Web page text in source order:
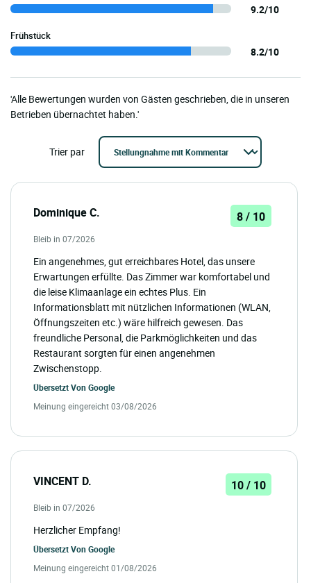
9.2/10
Frühstück
8.2/10
'Alle Bewertungen wurden von Gästen geschrieben, die in unseren
Betrieben übernachtet haben.'
Trier par
Dominique C. 8 / 10
Bleib in 07/2026
Ein angenehmes, gut erreichbares Hotel, das unsere
Erwartungen erfüllte. Das Zimmer war komfortabel und
die leise Klimaanlage ein echtes Plus. Ein
Informationsblatt mit nützlichen Informationen (WLAN,
Öffnungszeiten etc.) wäre hilfreich gewesen. Das
freundliche Personal, die Parkmöglichkeiten und das
Restaurant sorgten für einen angenehmen
Zwischenstopp.
Übersetzt Von Google
Meinung eingereicht 03/08/2026
VINCENT D. 10 / 10
Bleib in 07/2026
Herzlicher Empfang!
Übersetzt Von Google
Meinung eingereicht 01/08/2026